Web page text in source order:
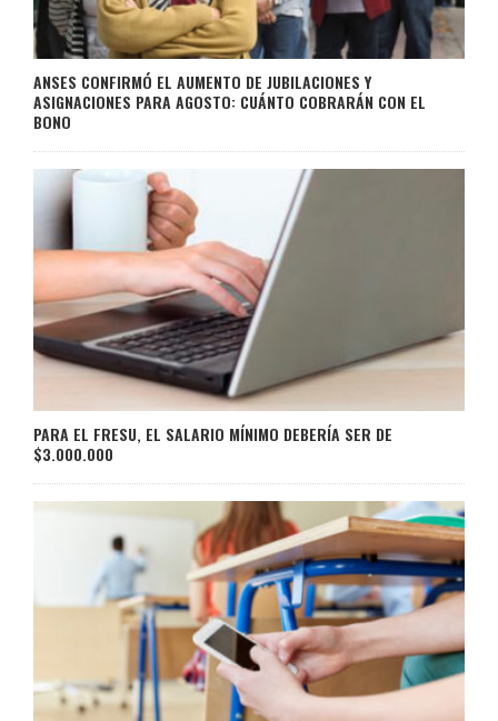
ANSES CONFIRMÓ EL AUMENTO DE JUBILACIONES Y
ASIGNACIONES PARA AGOSTO: CUÁNTO COBRARÁN CON EL
BONO
PARA EL FRESU, EL SALARIO MÍNIMO DEBERÍA SER DE
$3.000.000